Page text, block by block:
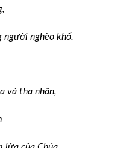
nghèo khổ.
và tha nhân,